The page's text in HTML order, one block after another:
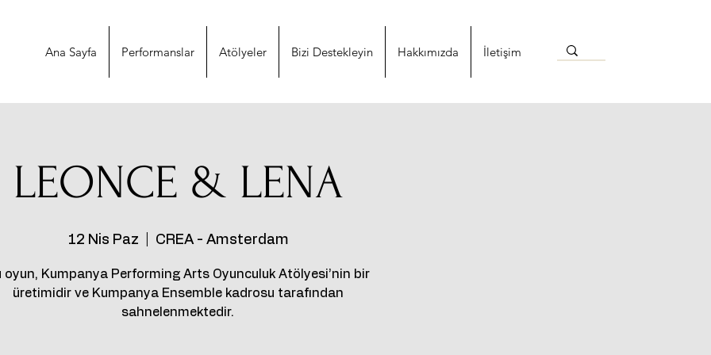
Ana Sayfa Performanslar Atölyeler Bizi Destekleyin Hakkımızda İletişim
LEONCE & LENA
12 Nis Paz CREA - Amsterdam
oyun, Kumpanya Performing Arts Oyunculuk Atölyesi’nin bir
üretimidir ve Kumpanya Ensemble kadrosu tarafından
sahnelenmektedir.